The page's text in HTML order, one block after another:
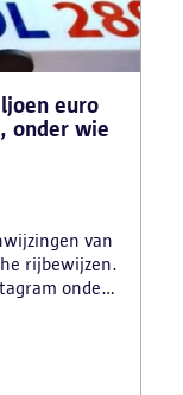
euro
onder wie
van
rijbewijzen.
onder
het